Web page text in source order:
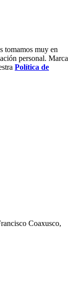
tomamos muy en
personal. Marca
Política de
Coaxusco,